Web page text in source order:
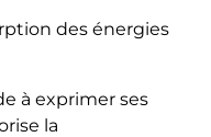
des énergies
à exprimer ses
la